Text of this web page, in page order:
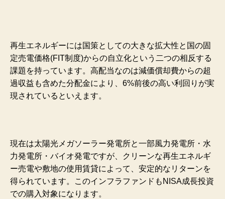
再生エネルギーには国策としての大きな拡大性と国の固
定売電価格(FIT制度)からの自立化という二つの相反する
課題を持っています。高配当なのは減価償却費からの超
過収益も含めた分配金により、6%前後の高い利回りが実
現されているといえます。
現在は太陽光メガソーラー発電所と一部風力発電所・水
力発電所・バイオ発電ですが、クリーンな再生エネルギ
ー売電や敷地の使用賃貸によって、安定的なリターンを
得られています。このインフラファンドもNISA成長投資
での購入対象になります。